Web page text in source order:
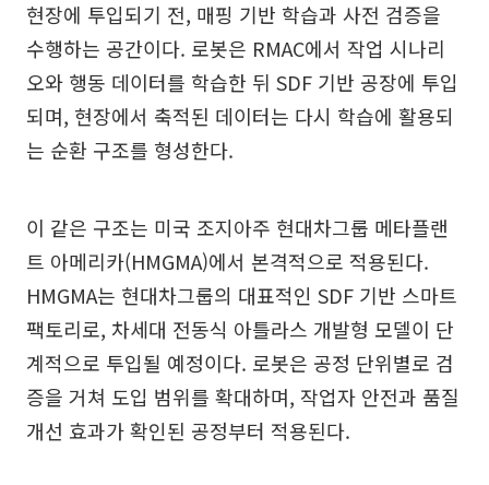
현장에 투입되기 전, 매핑 기반 학습과 사전 검증을
수행하는 공간이다. 로봇은 RMAC에서 작업 시나리
오와 행동 데이터를 학습한 뒤 SDF 기반 공장에 투입
되며, 현장에서 축적된 데이터는 다시 학습에 활용되
는 순환 구조를 형성한다.
이 같은 구조는 미국 조지아주 현대차그룹 메타플랜
트 아메리카(HMGMA)에서 본격적으로 적용된다.
HMGMA는 현대차그룹의 대표적인 SDF 기반 스마트
팩토리로, 차세대 전동식 아틀라스 개발형 모델이 단
계적으로 투입될 예정이다. 로봇은 공정 단위별로 검
증을 거쳐 도입 범위를 확대하며, 작업자 안전과 품질
개선 효과가 확인된 공정부터 적용된다.